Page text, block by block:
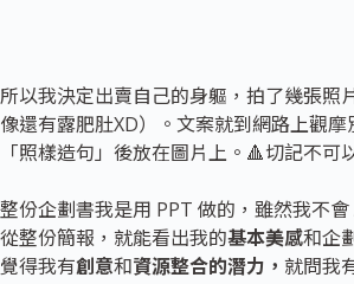
所以我決定出賣自己的身軀，拍了幾張照
像還有露肥肚XD）。文案就到網路上觀摩
「照樣造句」後放在圖片上。🔺切記不可
整份企劃書我是用 PPT 做的，雖然我不會
從整份簡報，就能看出我的基本美感和企
覺得我有創意和資源整合的潛力， 就問我